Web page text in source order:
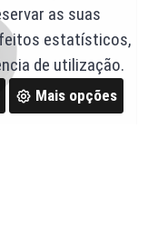
as suas
estatísticos,
de utilização.
Mais opções